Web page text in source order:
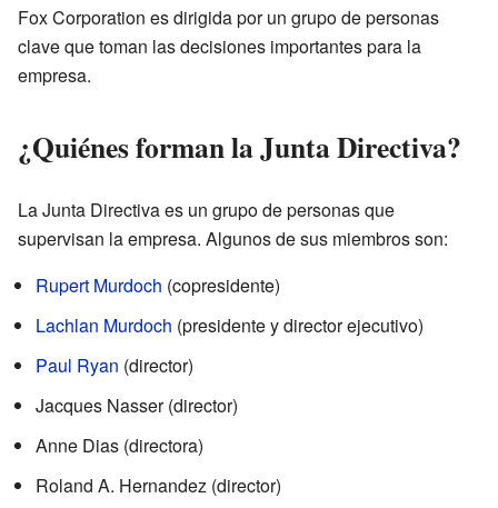
Fox Corporation es dirigida por un grupo de personas
clave que toman las decisiones importantes para la
empresa.
¿Quiénes forman la Junta Directiva?
La Junta Directiva es un grupo de personas que
supervisan la empresa. Algunos de sus miembros son:
Rupert Murdoch (copresidente)
Lachlan Murdoch (presidente y director ejecutivo)
Paul Ryan (director)
Jacques Nasser (director)
Anne Dias (directora)
Roland A. Hernandez (director)